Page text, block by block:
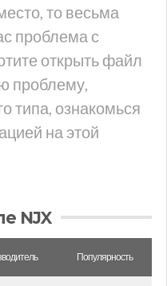
то весьма
проблема с
открыть файл
проблему,
типа, ознакомься
на этой
NJX
Популярность